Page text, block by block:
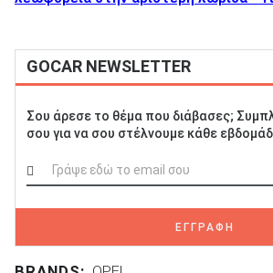
GOCAR NEWSLETTER
Σου άρεσε το θέμα που διάβασες;
σου για να σου στέλνουμε κάθε
ΕΓΓΡΑΦΗ